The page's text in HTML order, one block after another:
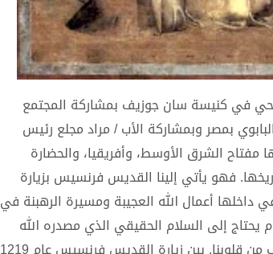
الشهر الجاري يوم 23 مع القداس الافتتاحي في كنيسة سان جوزيف بمشاركة المجتمع
بمصر وبمشاركة الأب / مراد مجلع رئيس
الشرق الأوسط، وأفريقيا، والحضارة
فهو يأتي إلينا القديس فرنسيس بزيارة
تاريخ 1219 وتاريخ 2024 فترة عظيمة تحمل في داخلها أعمال الله العجيبة ومسيرة الرهبنة في
إلى السلام الحقيقي الذي مصدره الله